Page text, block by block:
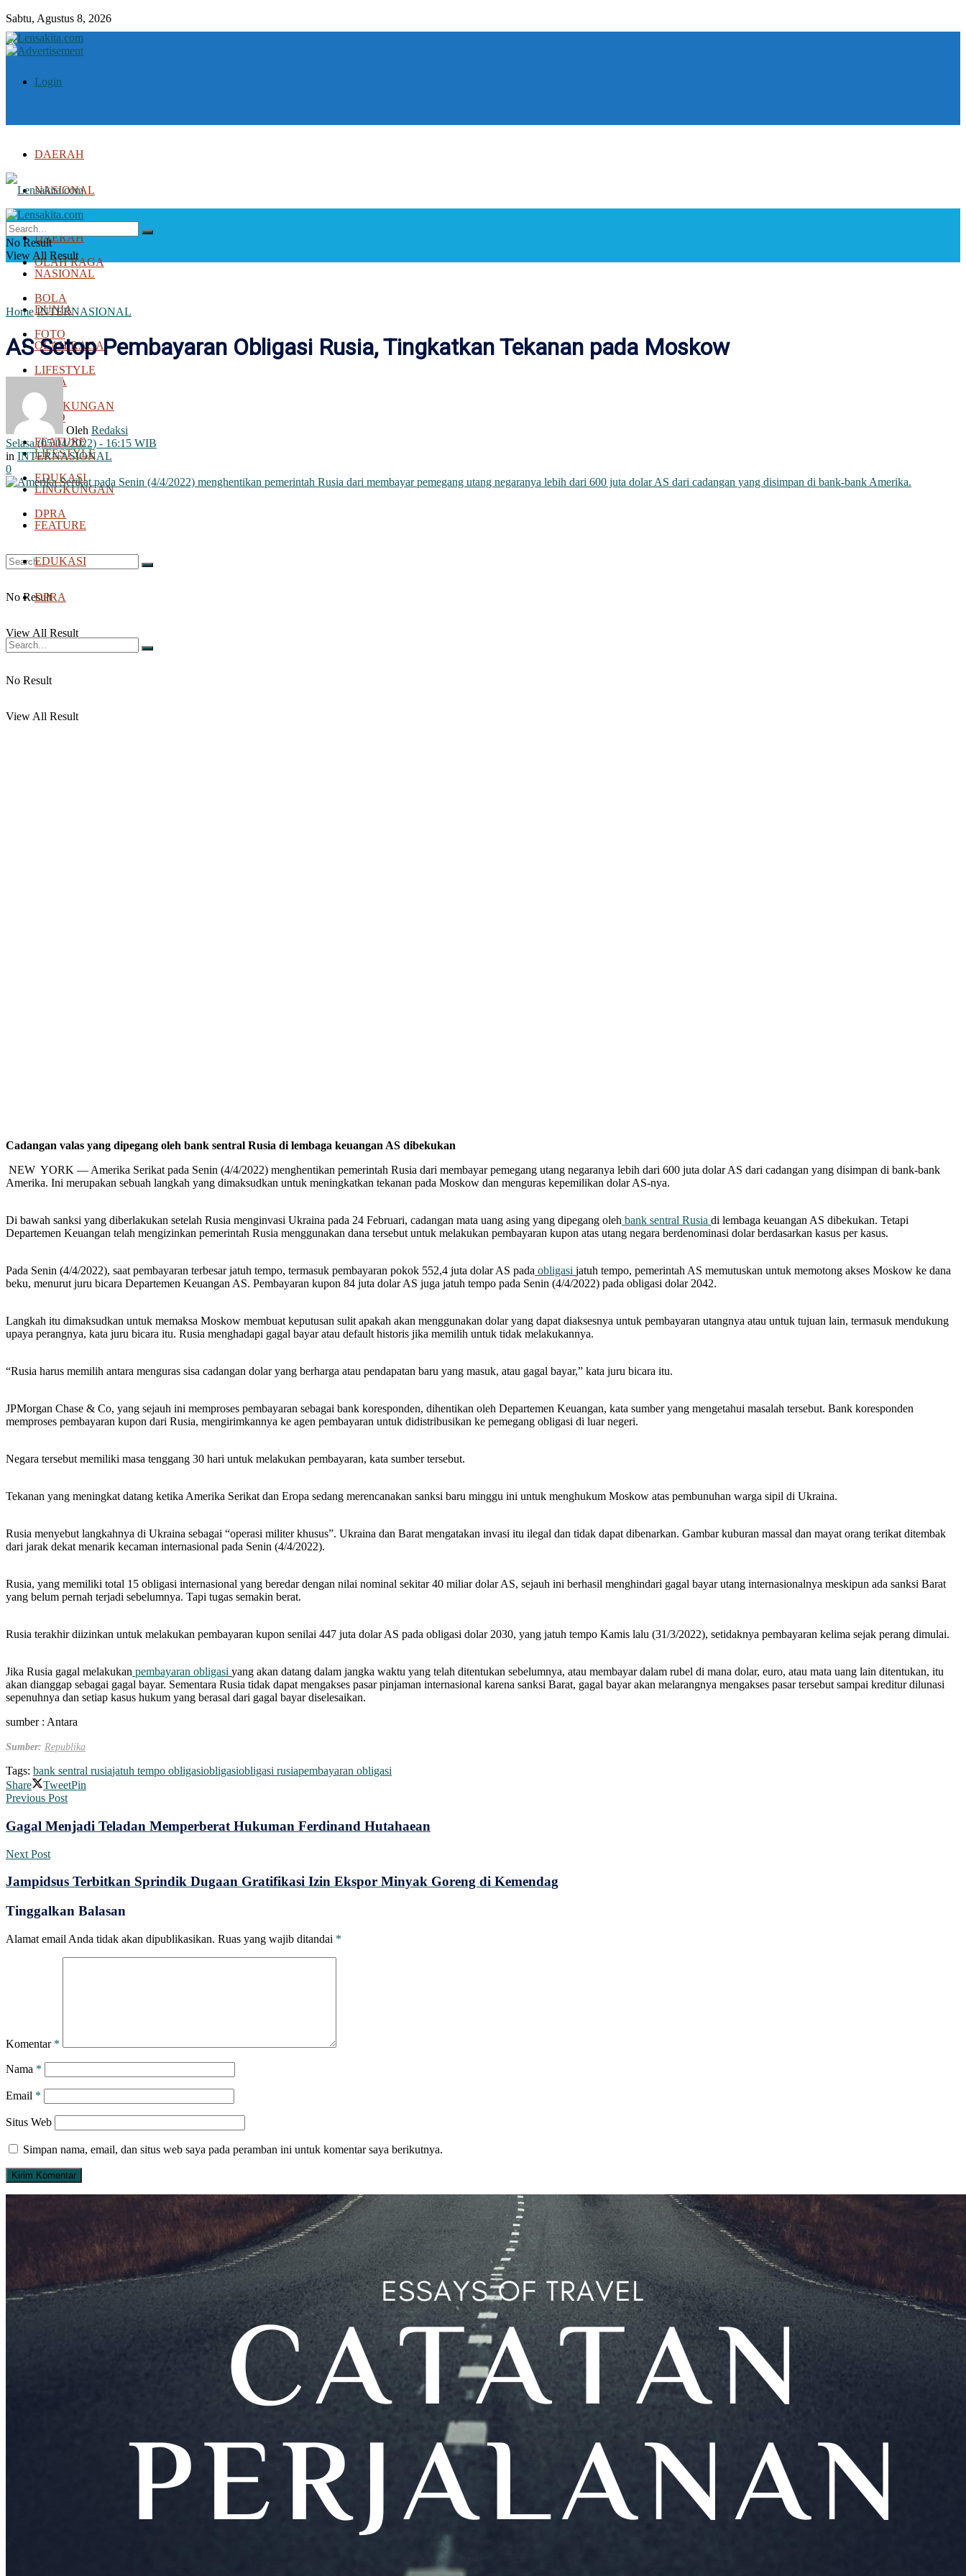
Sabtu, Agustus 8, 2026
Login
DAERAH
NASIONAL
DUNIA
OLAH RAGA
BOLA
FOTO
LIFESTYLE
LINGKUNGAN
FEATURE
EDUKASI
DPRA
No Result
View All Result
DAERAH
NASIONAL
DUNIA
OLAH RAGA
BOLA
FOTO
LIFESTYLE
LINGKUNGAN
FEATURE
EDUKASI
DPRA
No Result
View All Result
No Result
View All Result
Home INTERNASIONAL
AS Setop Pembayaran Obligasi Rusia, Tingkatkan Tekanan pada Moskow
Oleh Redaksi
Selasa (05/04/2022) - 16:15 WIB
in INTERNASIONAL
0
Cadangan valas yang dipegang oleh bank sentral Rusia di lembaga keuangan AS dibekukan
NEW YORK — Amerika Serikat pada Senin (4/4/2022) menghentikan pemerintah Rusia dari membayar pemegang utang negaranya lebih dari 600 juta dolar AS dari cadangan yang disimpan di bank-bank
Amerika. Ini merupakan sebuah langkah yang dimaksudkan untuk meningkatkan tekanan pada Moskow dan menguras kepemilikan dolar AS-nya.
Di bawah sanksi yang diberlakukan setelah Rusia menginvasi Ukraina pada 24 Februari, cadangan mata uang asing yang dipegang oleh bank sentral Rusia di lembaga keuangan AS dibekukan. Tetapi
Departemen Keuangan telah mengizinkan pemerintah Rusia menggunakan dana tersebut untuk melakukan pembayaran kupon atas utang negara berdenominasi dolar berdasarkan kasus per kasus.
Pada Senin (4/4/2022), saat pembayaran terbesar jatuh tempo, termasuk pembayaran pokok 552,4 juta dolar AS pada obligasi jatuh tempo, pemerintah AS memutuskan untuk memotong akses Moskow ke dana
beku, menurut juru bicara Departemen Keuangan AS. Pembayaran kupon 84 juta dolar AS juga jatuh tempo pada Senin (4/4/2022) pada obligasi dolar 2042.
Langkah itu dimaksudkan untuk memaksa Moskow membuat keputusan sulit apakah akan menggunakan dolar yang dapat diaksesnya untuk pembayaran utangnya atau untuk tujuan lain, termasuk mendukung
upaya perangnya, kata juru bicara itu. Rusia menghadapi gagal bayar atau default historis jika memilih untuk tidak melakukannya.
“Rusia harus memilih antara menguras sisa cadangan dolar yang berharga atau pendapatan baru yang masuk, atau gagal bayar,” kata juru bicara itu.
JPMorgan Chase & Co, yang sejauh ini memproses pembayaran sebagai bank koresponden, dihentikan oleh Departemen Keuangan, kata sumber yang mengetahui masalah tersebut. Bank koresponden
memproses pembayaran kupon dari Rusia, mengirimkannya ke agen pembayaran untuk didistribusikan ke pemegang obligasi di luar negeri.
Negara tersebut memiliki masa tenggang 30 hari untuk melakukan pembayaran, kata sumber tersebut.
Tekanan yang meningkat datang ketika Amerika Serikat dan Eropa sedang merencanakan sanksi baru minggu ini untuk menghukum Moskow atas pembunuhan warga sipil di Ukraina.
Rusia menyebut langkahnya di Ukraina sebagai “operasi militer khusus”. Ukraina dan Barat mengatakan invasi itu ilegal dan tidak dapat dibenarkan. Gambar kuburan massal dan mayat orang terikat ditembak
dari jarak dekat menarik kecaman internasional pada Senin (4/4/2022).
Rusia, yang memiliki total 15 obligasi internasional yang beredar dengan nilai nominal sekitar 40 miliar dolar AS, sejauh ini berhasil menghindari gagal bayar utang internasionalnya meskipun ada sanksi Barat
yang belum pernah terjadi sebelumnya. Tapi tugas semakin berat.
Rusia terakhir diizinkan untuk melakukan pembayaran kupon senilai 447 juta dolar AS pada obligasi dolar 2030, yang jatuh tempo Kamis lalu (31/3/2022), setidaknya pembayaran kelima sejak perang dimulai.
Jika Rusia gagal melakukan pembayaran obligasi yang akan datang dalam jangka waktu yang telah ditentukan sebelumnya, atau membayar dalam rubel di mana dolar, euro, atau mata uang lain ditentukan, itu
akan dianggap sebagai gagal bayar. Sementara Rusia tidak dapat mengakses pasar pinjaman internasional karena sanksi Barat, gagal bayar akan melarangnya mengakses pasar tersebut sampai kreditur dilunasi
sepenuhnya dan setiap kasus hukum yang berasal dari gagal bayar diselesaikan.
sumber : Antara
Sumber: Republika
Tags: bank sentral rusiajatuh tempo obligasiobligasiobligasi rusiapembayaran obligasi
Share
TweetPin
Previous Post
Gagal Menjadi Teladan Memperberat Hukuman Ferdinand Hutahaean
Next Post
Jampidsus Terbitkan Sprindik Dugaan Gratifikasi Izin Ekspor Minyak Goreng di Kemendag
Tinggalkan Balasan
Alamat email Anda tidak akan dipublikasikan. Ruas yang wajib ditandai *
Komentar *
Nama *
Email *
Situs Web
Simpan nama, email, dan situs web saya pada peramban ini untuk komentar saya berikutnya.